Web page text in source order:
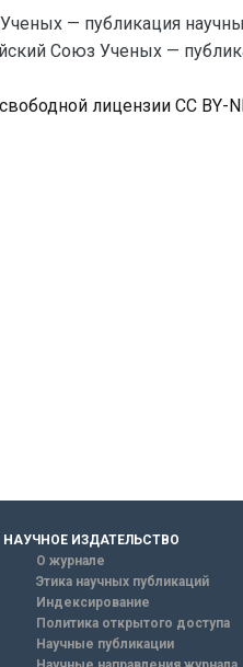
— публикация
Союз Ученых —
лицензии CC BY-
НАУЧНОЕ ИЗДАТЕЛЬСТВО
О журнале
Этика научных публикаций
Индексирование
Политика открытого доступа
Научные публикации